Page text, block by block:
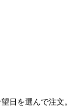
日を選んで注文。